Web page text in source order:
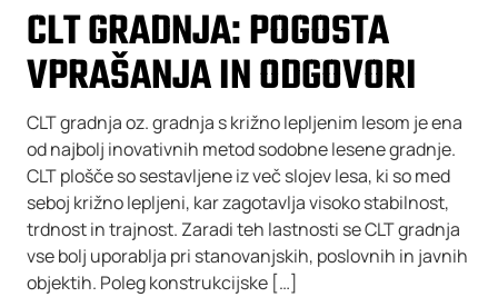
CLT GRADNJA: POGOSTA
VPRAŠANJA IN ODGOVORI
CLT gradnja oz. gradnja s križno lepljenim lesom je ena
od najbolj inovativnih metod sodobne lesene gradnje.
CLT plošče so sestavljene iz več slojev lesa, ki so med
seboj križno lepljeni, kar zagotavlja visoko stabilnost,
trdnost in trajnost. Zaradi teh lastnosti se CLT gradnja
vse bolj uporablja pri stanovanjskih, poslovnih in javnih
objektih. Poleg konstrukcijske […]